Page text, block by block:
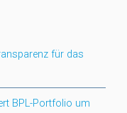
für das
BPL-Portfolio um